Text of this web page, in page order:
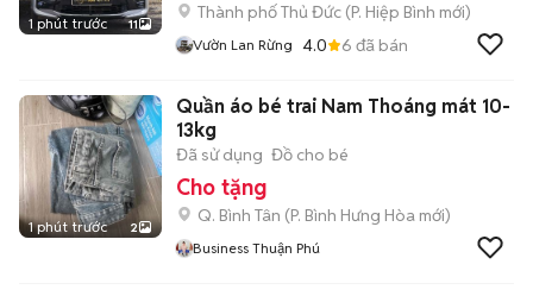
1 phút trước 11
Thành phố Thủ Đức (P. Hiệp Bình mới)
Vườn Lan Rừng 4.0 6 đã bán
1 phút trước 2
Quần áo bé trai Nam Thoáng mát 10-
13kg
Đã sử dụng Đồ cho bé
Cho tặng
Q. Bình Tân (P. Bình Hưng Hòa mới)
Business Thuận Phú